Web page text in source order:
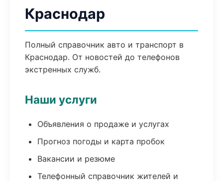
Краснодар
Полный справочник авто и транспорт в
Краснодар. От новостей до телефонов
экстренных служб.
Наши услуги
Объявления о продаже и услугах
Прогноз погоды и карта пробок
Вакансии и резюме
Телефонный справочник жителей и